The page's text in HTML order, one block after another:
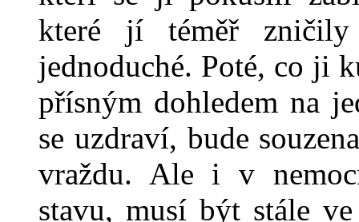
které jí téměř
jednoduché. Poté, co ji
přísným dohledem na
se uzdraví, bude
vraždu. Ale i v
stavu, musí být stále